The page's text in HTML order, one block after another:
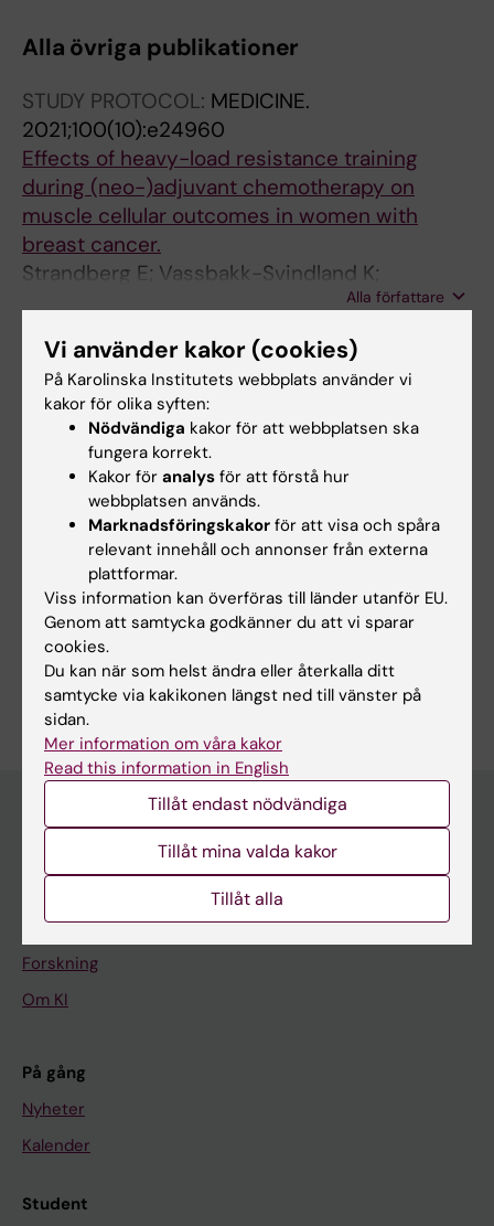
Alla övriga publikationer
STUDY PROTOCOL: MEDICINE.
2021;100(10):e24960
Effects of heavy-load resistance training
during (neo-)adjuvant chemotherapy on
muscle cellular outcomes in women with
breast cancer.
Strandberg E; Vassbakk-Svindland K;
Henriksson A; Johansson B; Vikmoen O;
Berntsen S; Demmelmaier I; Nordin K; Raastad
Alla författare
PUBLISHED CONFERENCE PAPER:AKTUELLE
UROLOGIE.2003;34(4):247-249
The role of chromosome 8p22 deletion for
predicting disease progression and
pathological staging in prostate cancer
Matsuyama H; Pan Y; Oba K; Yoshihiro S;
Matsuda K; Hägarth L; Kudren D; Naito K;
Bergerheim USR; Ekman P
Alla författare
Forskningsområden:
Cancer och onkologi
Är du David Kudrén?
Redigera din profil
Forskarutbildning
Forskning
Om KI
På gång
Nyheter
Kalender
Student
Vi använder kakor (cookies)
På Karolinska Institutets webbplats använder vi
kakor för olika syften:
Nödvändiga kakor för att webbplatsen ska
fungera korrekt.
Kakor för analys för att förstå hur
webbplatsen används.
Marknadsföringskakor för att visa och spåra
relevant innehåll och annonser från externa
plattformar.
Viss information kan överföras till länder utanför EU.
Genom att samtycka godkänner du att vi sparar
cookies.
Du kan när som helst ändra eller återkalla ditt
samtycke via kakikonen längst ned till vänster på
sidan.
Mer information om våra kakor
Read this information in English
Tillåt endast nödvändiga
Tillåt mina valda kakor
Tillåt alla